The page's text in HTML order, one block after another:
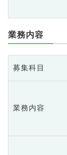
業務内容
募集科目
業務内容